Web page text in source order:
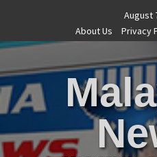
content
August
About Us
Privacy